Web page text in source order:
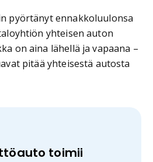
pyörtänyt ennakkoluulonsa
yhteisen auton
on aina lähellä ja vapaana –
pitää yhteisestä autosta
toimii